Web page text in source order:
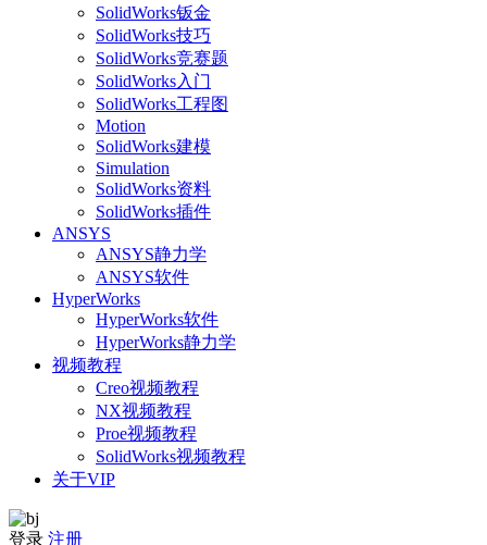
SolidWorks钣金
SolidWorks技巧
SolidWorks竞赛题
SolidWorks入门
SolidWorks工程图
Motion
SolidWorks建模
Simulation
SolidWorks资料
SolidWorks插件
ANSYS
ANSYS静力学
ANSYS软件
HyperWorks
HyperWorks软件
HyperWorks静力学
视频教程
Creo视频教程
NX视频教程
Proe视频教程
SolidWorks视频教程
关于VIP
登录 注册